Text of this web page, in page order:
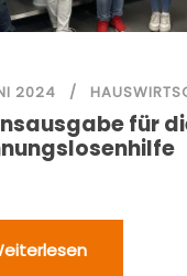
2024
für